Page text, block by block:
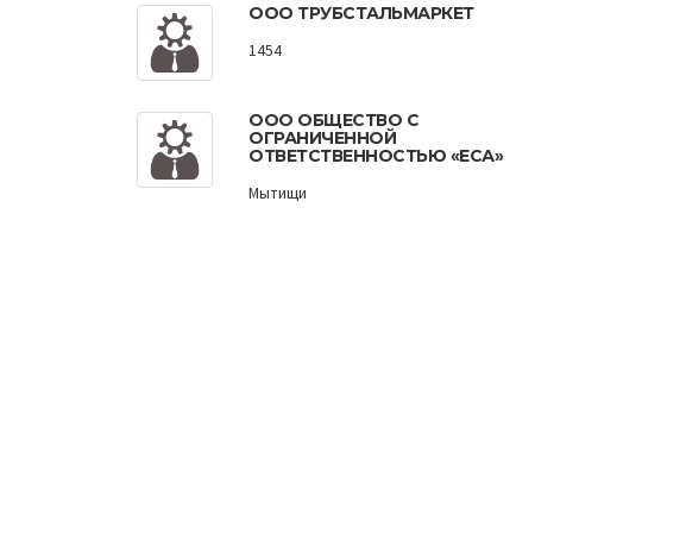
ООО ТРУБСТАЛЬМАРКЕТ
1454
ООО ОБЩЕСТВО С
ОГРАНИЧЕННОЙ
ОТВЕТСТВЕННОСТЬЮ «ЕСА»
Мытищи